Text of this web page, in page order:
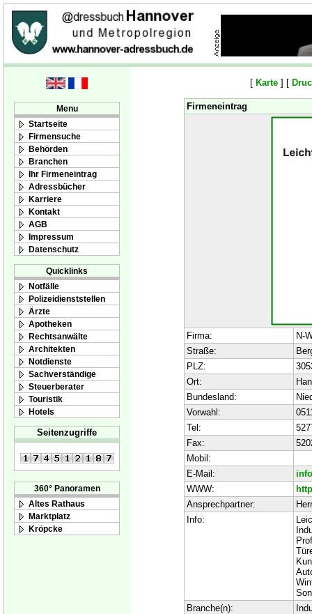
Menu
Startseite
Firmensuche
Behörden
Branchen
Ihr Firmeneintrag
Adressbücher
Karriere
Kontakt
AGB
Impressum
Datenschutz
Quicklinks
Notfälle
Polizeidienststellen
Ärzte
Apotheken
Rechtsanwälte
Architekten
Notdienste
Sachverständige
Steuerberater
Touristik
Hotels
Seitenzugriffe
360° Panoramen
Altes Rathaus
Marktplatz
Kröpcke
[ Karte ] [
Firmeneintrag
Firma:
N-
Straße:
PLZ:
Ort:
Bundesland:
Vorwahl:
Tel:
Fax:
Mobil:
E-Mail:
WWW:
Ansprechpartner:
Info:
Branche(n):